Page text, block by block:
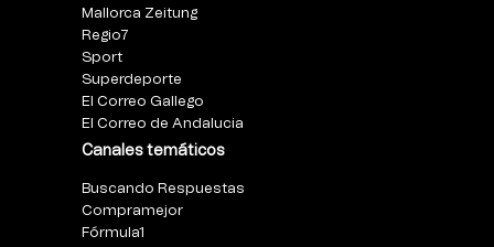
Mallorca Zeitung
Regio7
Sport
Superdeporte
El Correo Gallego
El Correo de Andalucia
Canales temáticos
Buscando Respuestas
Compramejor
Fórmula1